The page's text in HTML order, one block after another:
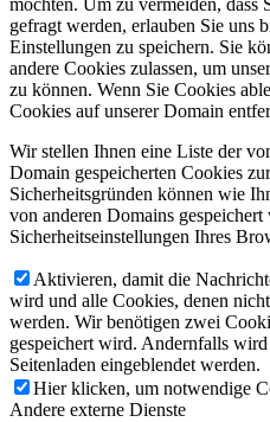
möchten. Um zu vermeiden, dass
gefragt werden, erlauben Sie uns
Einstellungen zu speichern. Sie
andere Cookies zulassen, um
zu können. Wenn Sie Cookies
Cookies auf unserer Domain
Wir stellen Ihnen eine Liste der
Domain gespeicherten Cookies
Sicherheitsgründen können wie
von anderen Domains
Sicherheitseinstellungen Ihres
Aktivieren, damit die
wird und alle Cookies, denen
werden. Wir benötigen zwei
gespeichert wird. Andernfalls
Seitenladen eingeblendet werden.
Hier klicken, um notwendige
Andere externe Dienste